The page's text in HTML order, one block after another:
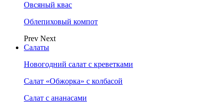
Овсяный квас
Облепиховый компот
Prev Next
Салаты
Новогодний салат с креветками
Салат «Обжорка» с колбасой
Салат с ананасами